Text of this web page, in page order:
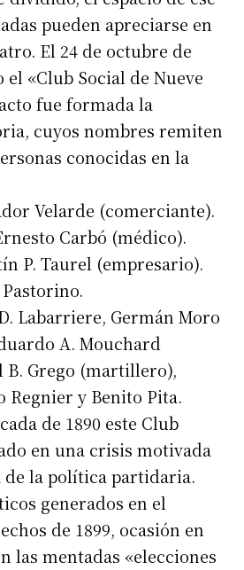
pueden apreciarse en
El 24 de octubre de
el «Club Social de Nueve
fue formada la
cuyos nombres remiten
conocidas en la
Velarde (comerciante).
Carbó (médico).
P. Taurel (empresario).
Labarriere, Germán Moro
A. Mouchard
B. Grego (martillero),
Regnier y Benito Pita.
de 1890 este Club
en una crisis motivada
la política partidaria.
generados en el
de 1899, ocasión en
las mentadas «elecciones